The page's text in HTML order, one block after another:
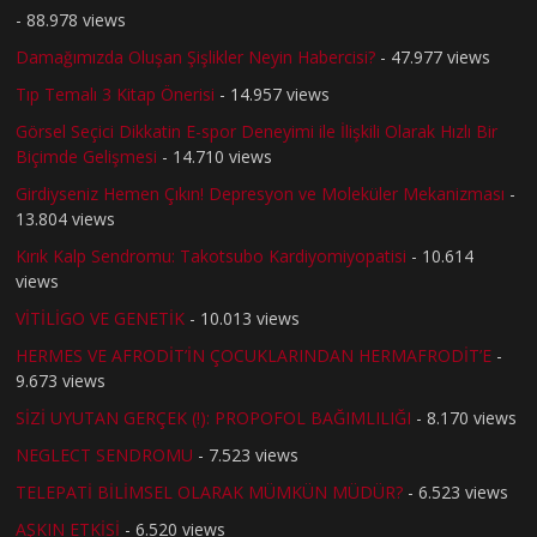
- 88.978 views
Damağımızda Oluşan Şişlikler Neyin Habercisi? - 47.977 views
Tıp Temalı 3 Kitap Önerisi - 14.957 views
Görsel Seçici Dikkatin E-spor Deneyimi ile İlişkili Olarak Hızlı Bir
Biçimde Gelişmesi - 14.710 views
Girdiyseniz Hemen Çıkın! Depresyon ve Moleküler Mekanizması -
13.804 views
Kırık Kalp Sendromu: Takotsubo Kardiyomiyopatisi - 10.614
views
VİTİLİGO VE GENETİK - 10.013 views
HERMES VE AFRODİT’İN ÇOCUKLARINDAN HERMAFRODİT’E -
9.673 views
SİZİ UYUTAN GERÇEK (!): PROPOFOL BAĞIMLILIĞI - 8.170 views
NEGLECT SENDROMU - 7.523 views
TELEPATİ BİLİMSEL OLARAK MÜMKÜN MÜDÜR? - 6.523 views
AŞKIN ETKİSİ - 6.520 views